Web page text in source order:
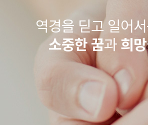
역경을 딛고 일어
소중한 꿈과희망